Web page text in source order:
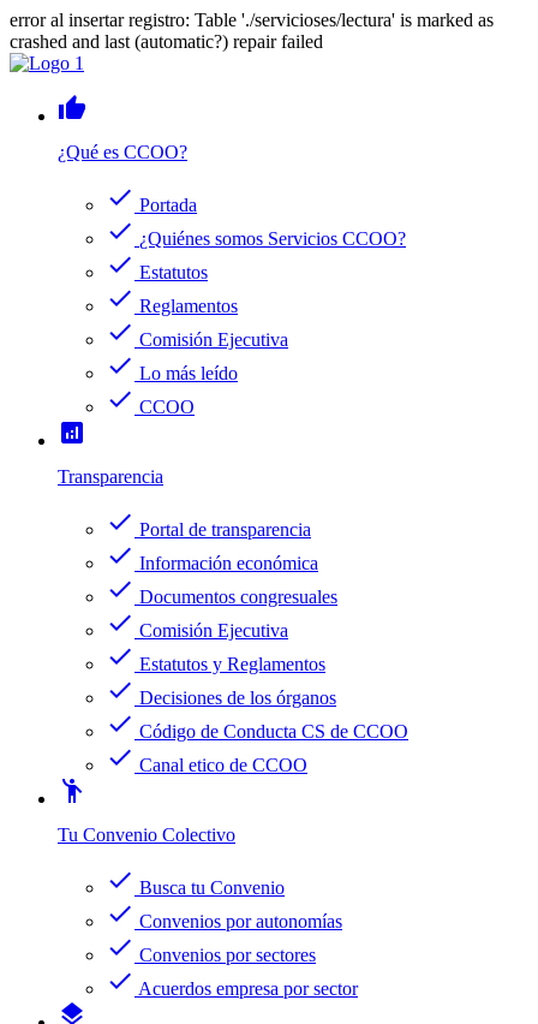
error al insertar registro: Table './servicioses/lectura' is marked as
crashed and last (automatic?) repair failed
thumb_up
¿Qué es CCOO?
check Portada
check ¿Quiénes somos Servicios CCOO?
check Estatutos
check Reglamentos
check Comisión Ejecutiva
check Lo más leído
check CCOO
analytics
Transparencia
check Portal de transparencia
check Información económica
check Documentos congresuales
check Comisión Ejecutiva
check Estatutos y Reglamentos
check Decisiones de los órganos
check Código de Conducta CS de CCOO
check Canal etico de CCOO
emoji_people
Tu Convenio Colectivo
check Busca tu Convenio
check Convenios por autonomías
check Convenios por sectores
check Acuerdos empresa por sector
layers